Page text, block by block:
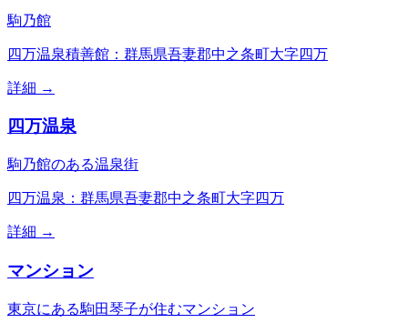
駒乃館
四万温泉積善館：群馬県吾妻郡中之条町大字四万
詳細 →
四万温泉
駒乃館のある温泉街
四万温泉：群馬県吾妻郡中之条町大字四万
詳細 →
マンション
東京にある駒田琴子が住むマンション